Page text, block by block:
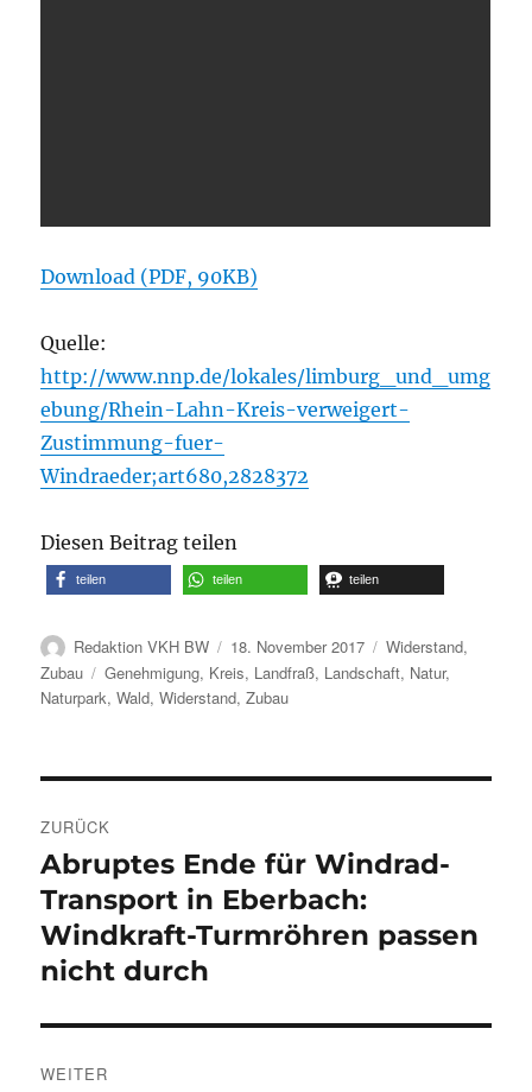
Download (PDF, 90KB)
Quelle:
http://www.nnp.de/lokales/limburg_und_umg
ebung/Rhein-Lahn-Kreis-verweigert-
Zustimmung-fuer-
Windraeder;art680,2828372
Diesen Beitrag teilen
teilen teilen teilen
Autor
Redaktion VKH BW
Veröffentlicht
am
18. November 2017 Kategorien
Widerstand,
Zubau
Schlagwörter
Genehmigung, Kreis, Landfraß, Landschaft, Natur,
Naturpark,Wald,Widerstand,Zubau
ZURÜCK
Vorheriger
Beitrag:
Abruptes Ende für Windrad-
Transport in Eberbach:
Windkraft-Turmröhren passen
nicht durch
WEITER